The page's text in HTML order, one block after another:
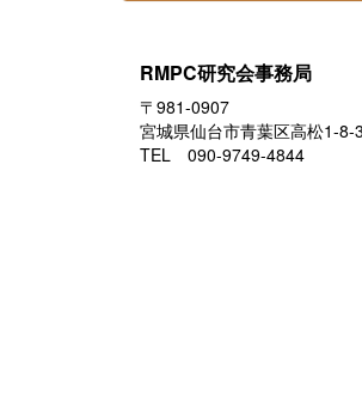
RMPC研究会事務局
〒981-0907
宮城県仙台市青葉区高松1-8-
TEL 090-9749-4844